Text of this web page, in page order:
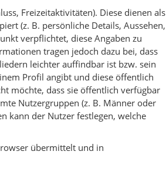
Freizeitaktivitäten). Diese dienen als
(z. B. persönliche Details, Aussehen,
verpflichtet, diese Angaben zu
tragen jedoch dazu bei, dass
leichter auffindbar ist bzw. sein
Profil angibt und diese öffentlich
möchte, dass sie öffentlich verfügbar
Nutzergruppen (z. B. Männer oder
kann der Nutzer festlegen, welche
übermittelt und in